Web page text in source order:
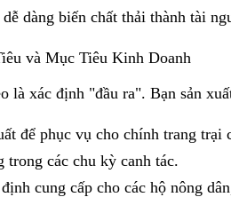
dàng biến chất thải thành tài
và Mục Tiêu Kinh Doanh
là xác định "đầu ra". Bạn sản
để phục vụ cho chính trang trại
trong các chu kỳ canh tác.
cung cấp cho các hộ nông